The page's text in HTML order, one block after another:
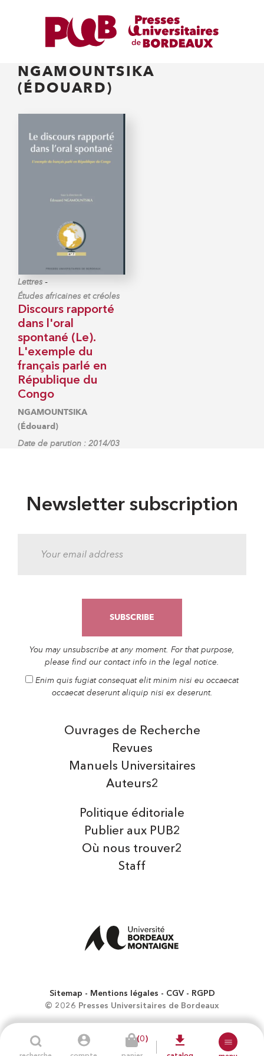
(0)
NGAMOUNTSIKA
(ÉDOUARD)
Lettres -
Études africaines et créoles
Discours rapporté
dans l'oral
spontané (Le).
L'exemple du
français parlé en
République du
Congo
NGAMOUNTSIKA
(Édouard)
Date de parution : 2014/03
Newsletter subscription
You may unsubscribe at any moment. For that purpose,
please find our contact info in the legal notice.
Enim quis fugiat consequat elit minim nisi eu occaecat
occaecat deserunt aliquip nisi ex deserunt.
Auteurs2
Manuels Universitaires
Ouvrages de Recherche
Revues
Politique éditoriale
Publier aux PUB2
Où nous trouver2
Staff
Sitemap Mentions légales CGV
RGPD
© 2026 Presses Universitaires de Bordeaux